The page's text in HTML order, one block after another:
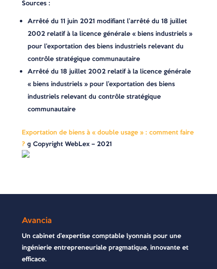
Sources :
Arrêté du 11 juin 2021 modifiant l’arrêté du 18 juillet
2002 relatif à la licence générale « biens industriels »
pour l’exportation des biens industriels relevant du
contrôle stratégique communautaire
Arrêté du 18 juillet 2002 relatif à la licence générale
« biens industriels » pour l’exportation des biens
industriels relevant du contrôle stratégique
communautaire
Exportation de biens à « double usage » : comment faire
?© Copyright WebLex – 2021
Avancia
Un cabinet d’expertise comptable lyonnais pour une
ingénierie entrepreneuriale pragmatique, innovante et
efficace.